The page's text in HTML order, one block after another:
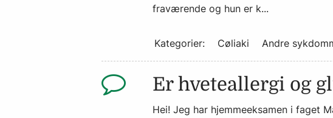
fraværende og hun er k...
Kategorier: Cøliaki Andre
Er hveteallergi og
Hei! Jeg har hjemmeeksamen i faget